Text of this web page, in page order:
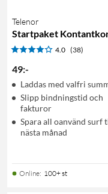
Telenor
Startpaket
4.0 (38)
49:-
Laddas med valfri
Slipp bindningstid och
fakturor
Spara all oanvänd surf
nästa månad
Online: 100+ st